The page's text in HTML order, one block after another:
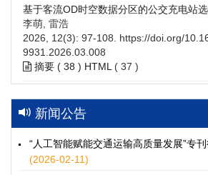
基于客流OD时空数据分区的公交充电站
李萌, 雷浩
2026, 12(3): 97-108. https://doi.org/
9931.2026.03.008
摘要 ( 38 ) HTML ( 37 )
高速公路充电设施技术规划综述：场景需
策略
2026, 12(3): 109-124.https://doi.org/
9931.2026.03.009
摘要 (
HTML
新闻公告
“人工智能赋能交通运输高质量发展”专
(2026-02-11)